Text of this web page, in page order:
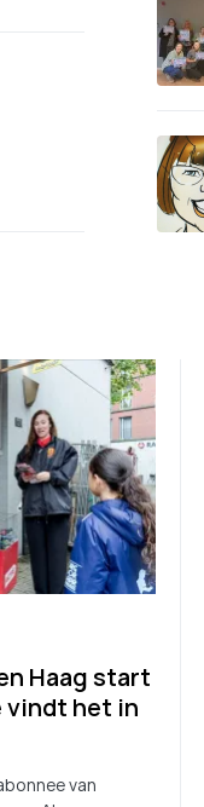
Haag start
vindt het in
van